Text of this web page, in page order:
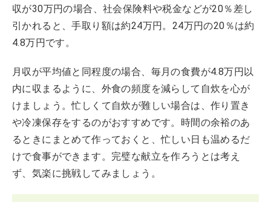
収が30万円の場合、社会保険料や税金などが20％差し
引かれると、手取り額は約24万円。24万円の20％は約
4.8万円です。
月収が平均値と同程度の場合、毎月の食費が4.8万円以
内に収まるように、外食の頻度を減らして自炊を心が
けましょう。忙しくて自炊が難しい場合は、作り置き
や冷凍保存をするのがおすすめです。時間の余裕のあ
るときにまとめて作っておくと、忙しい日も温めるだ
けで食事ができます。完璧な献立を作ろうとは考え
ず、気楽に挑戦してみましょう。